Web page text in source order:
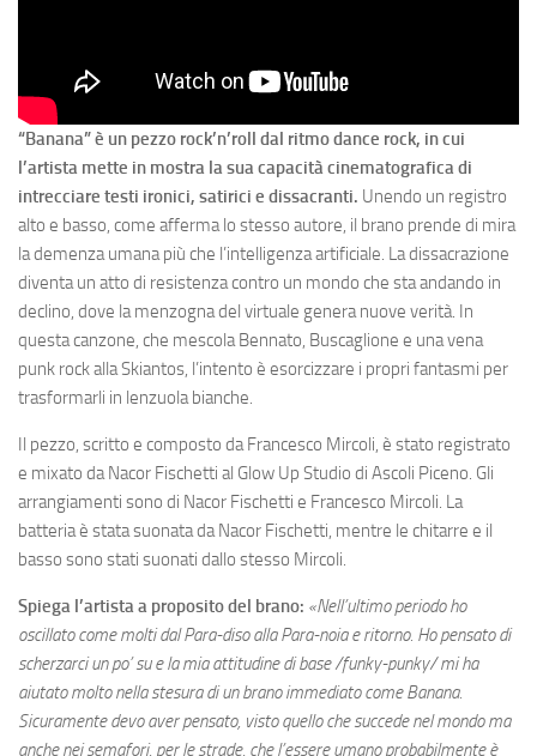
“Banana” è un pezzo rock’n’roll dal ritmo dance rock, in cui
l’artista mette in mostra la sua capacità cinematografica di
intrecciare testi ironici, satirici e dissacranti. Unendo un registro
alto e basso, come afferma lo stesso autore, il brano prende di mira
la demenza umana più che l’intelligenza artificiale. La dissacrazione
diventa un atto di resistenza contro un mondo che sta andando in
declino, dove la menzogna del virtuale genera nuove verità. In
questa canzone, che mescola Bennato, Buscaglione e una vena
punk rock alla Skiantos, l’intento è esorcizzare i propri fantasmi per
trasformarli in lenzuola bianche.
Il pezzo, scritto e composto da Francesco Mircoli, è stato registrato
e mixato da Nacor Fischetti al Glow Up Studio di Ascoli Piceno. Gli
arrangiamenti sono di Nacor Fischetti e Francesco Mircoli. La
batteria è stata suonata da Nacor Fischetti, mentre le chitarre e il
basso sono stati suonati dallo stesso Mircoli.
Spiega l’artista a proposito del brano: «Nell’ultimo periodo ho
oscillato come molti dal Para-diso alla Para-noia e ritorno. Ho pensato di
scherzarci un po’ su e la mia attitudine di base /funky-punky/ mi ha
aiutato molto nella stesura di un brano immediato come Banana.
Sicuramente devo aver pensato, visto quello che succede nel mondo ma
anche nei semafori, per le strade, che l’essere umano probabilmente è